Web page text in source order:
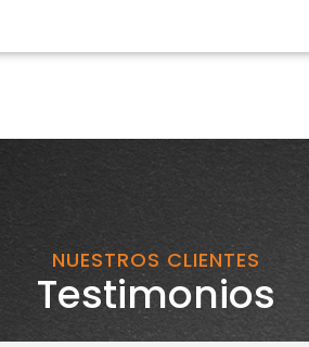
NUESTROS CLIENTES
Testimonios